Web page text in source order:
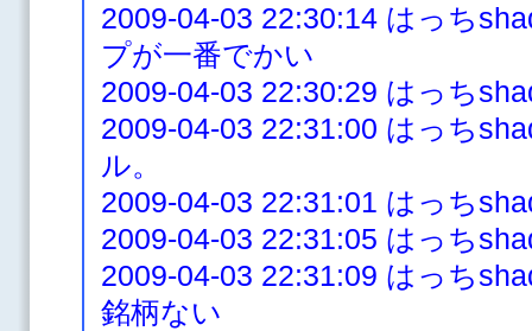
2009-04-03 22:30:14 はっち
プが一番でかい
2009-04-03 22:30:29 はっち
2009-04-03 22:31:00 はっち
ル。
2009-04-03 22:31:01 はっち
2009-04-03 22:31:05 はっち
2009-04-03 22:31:09 はっち
銘柄ない